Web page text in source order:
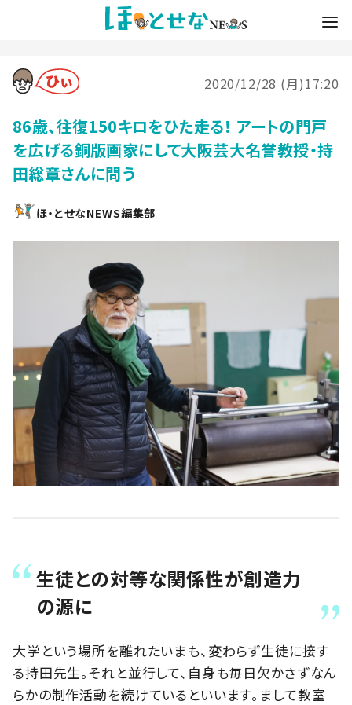
2020/12/28 (月)17:20
86歳、往復150キロをひた走る！ アートの門戸
を広げる銅版画家にして大阪芸大名誉教授・持
田総章さんに問う
ほ・とせなNEWS編集部
生徒との対等な関係性が創造力
の源に
大学という場所を離れたいまも、変わらず生徒に接す
る持田先生。それと並行して、自身も毎日欠かさずなん
らかの制作活動を続けているといいます。まして教室